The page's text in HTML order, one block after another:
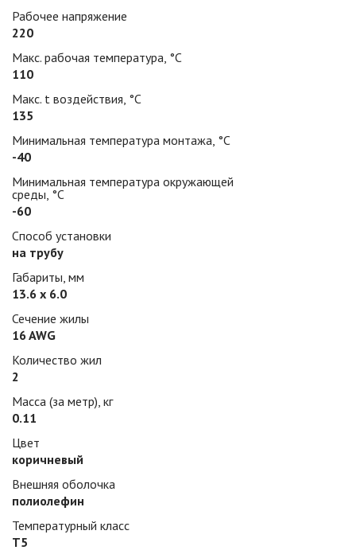
Рабочее напряжение
220
Макс. рабочая температура, °С
110
Макс. t воздействия, °С
135
Минимальная температура монтажа, °С
-40
Минимальная температура окружающей
среды, °С
-60
Способ установки
на трубу
Габариты, мм
13.6 х 6.0
Сечение жилы
16 AWG
Количество жил
2
Масса (за метр), кг
0.11
Цвет
коричневый
Внешняя оболочка
полиолефин
Температурный класс
Т5